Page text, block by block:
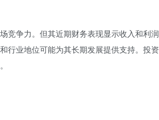
竞争力。但其近期财务表现显示收入和利润
行业地位可能为其长期发展提供支持。投资